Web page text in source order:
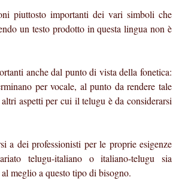
piuttosto importanti dei vari simboli che
un testo prodotto in questa lingua non è
anche dal punto di vista della fonetica:
per vocale, al punto da rendere tale
aspetti per cui il telugu è da considerarsi
a dei professionisti per le proprie esigenze
telugu-italiano o italiano-telugu sia
meglio a questo tipo di bisogno.